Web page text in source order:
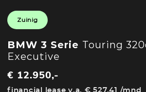
Zuinig
BMW 3 Serie Touring
Executive
€ 12.950,-
financial lease v.a. € 527.41 /mnd